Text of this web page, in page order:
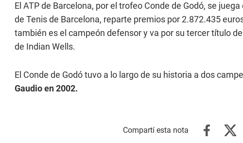
El ATP de Barcelona, por el trofeo Conde de Godó, se
de Tenis de Barcelona, reparte premios por 2.872.435
también es el campeón defensor y va por su tercer título
de Indian Wells.
El Conde de Godó tuvo a lo largo de su historia a dos
Gaudio en 2002.